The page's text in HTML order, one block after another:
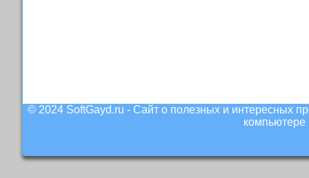
© 2024 SoftGayd.ru - Сайт о полезных и интересных
компьютере